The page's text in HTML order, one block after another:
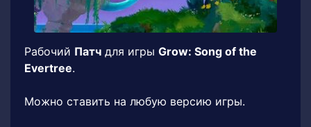
Рабочий Патч для игры Grow: Song of the
Evertree.
Можно ставить на любую версию игры.